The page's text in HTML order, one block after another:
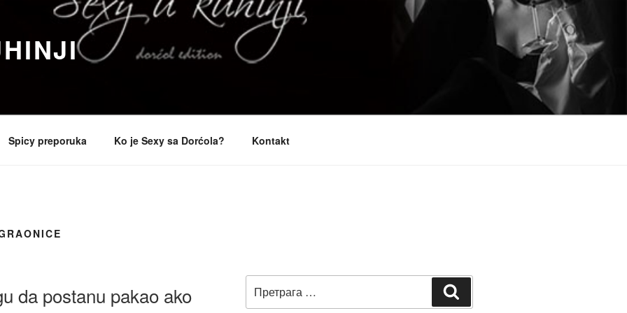
Spicy preporuka Ko je Sexy sa Dorćola? Kontakt
da postanu pakao ako
за: